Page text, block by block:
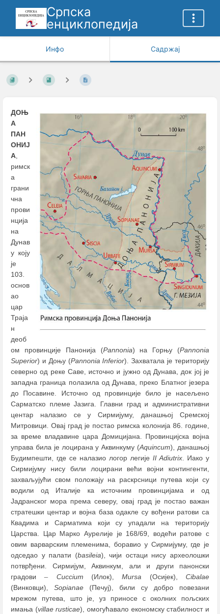
Српска
енциклопедија
Инфо Садржај
ДОЊ
А
ПАН
ОНИЈ
А,
римск
а
грани
чна
прови
нција
на
Дунав
у коју
је
103.
основ
ао
цар
Траја
н
деоб
ом провинције Панонија (Pannonia) на Горњу (Pannonia
Superior) и Доњу (Pannonia Inferior). Захватала је територију
северно од реке Саве, источно и јужно од Дунава, док јој је
западна граница полазила од Дунава, преко Блатног језера
до Посавине. Источно од провинције било је насељено
Сарматско племе Јазига. Главни град и административни
центар налазио сe у Сирмијуму, данашњој Сремској
Митровици. Овај град је постао римска колонија 86. године,
за време владавине цара Домицијана. Провинцијска војна
управа била је лоцирана у Аквинкуму (Aquincum), данашњој
Будимпешти, где се налазио логор легије II Adiutrix. Иако у
Сирмијуму нису били лоцирани већи војни контингенти,
захваљујући свом положају на раскрсници путева који су
водили од Италије ка источним провинцијама и од
Јадранског мора према северу, овај град је постао важан
стратешки центар и војна база одакле су вођени ратови са
Квадима и Сарматима који су упадали на територију
Царства. Цар Марко Аурелије је 168/69, водећи ратове с
овим варварским племенима, боравио у Сирмијуму, где је
одседао у палати (basileia), чији остаци нису археолошки
потврђени. Сирмијум, Аквинкум, али и други панонски
градови– Cuccium (Илок),Mursa (Осијек),Cibalae
(Винковци), Sopianae (Печуј), били су добро повезани
мрежом путева, што је, уз приносе с околних пољских
имања (villae rusticae), омогућавало економску стабилност и